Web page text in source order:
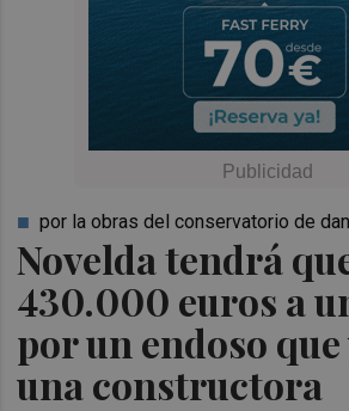
Novelda tendrá
430.000 euros a
por un endoso
una constructora
por la obras del conservatorio de